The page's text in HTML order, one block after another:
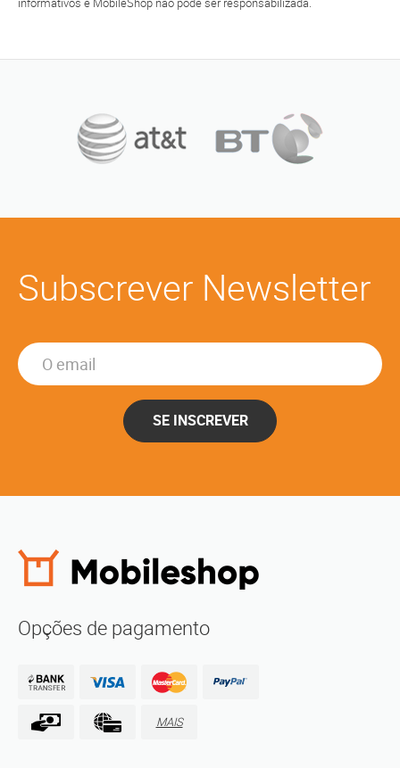
informativos e MobileShop não pode ser responsabilizada.
Subscrever Newsletter
SE INSCREVER
Opções de pagamento
MAIS